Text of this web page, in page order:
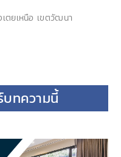
ตยเหนือ เขตวัฒนา